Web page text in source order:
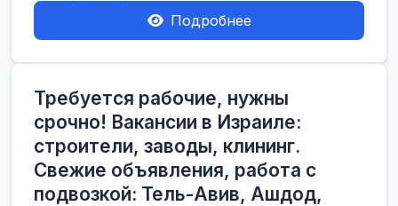
Подробнее
Требуется рабочие, нужны
срочно! Вакансии в Израиле:
строители, заводы, клининг.
Свежие объявления, работа с
подвозкой: Тель-Авив, Ашдод,